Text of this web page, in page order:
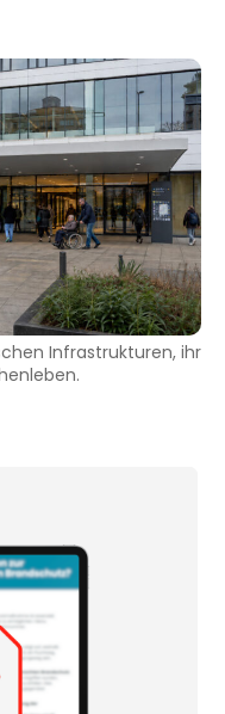
Infrastrukturen, ihr